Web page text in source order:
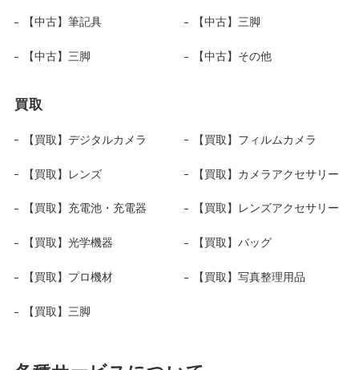
【中古】筆記具 【中古】三脚
【中古】三脚 【中古】その他
買取
【買取】デジタルカメラ 【買取】フィルムカメラ
【買取】レンズ 【買取】カメラアクセサリー
【買取】充電池・充電器 【買取】レンズアクセサリー
【買取】光学機器 【買取】バッグ
【買取】プロ機材 【買取】写真整理用品
【買取】三脚